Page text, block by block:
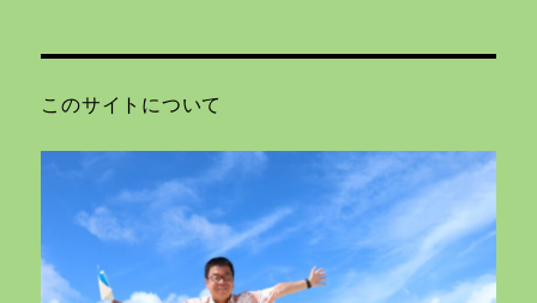
このサイトについて